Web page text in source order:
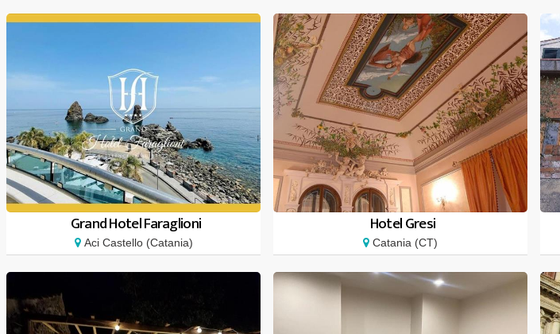
Grand Hotel Faraglioni
Aci Castello (Catania)
Hotel Gresi
Catania (CT)